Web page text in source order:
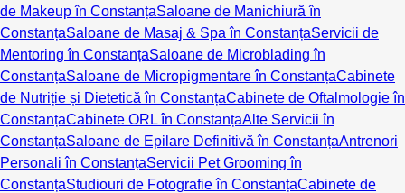
de Makeup în ConstanțaSaloane de Manichiură în
ConstanțaSaloane de Masaj & Spa în ConstanțaServicii de
Mentoring în ConstanțaSaloane de Microblading în
ConstanțaSaloane de Micropigmentare în ConstanțaCabinete
de Nutriție și Dietetică în ConstanțaCabinete de Oftalmologie în
ConstanțaCabinete ORL în ConstanțaAlte Servicii în
ConstanțaSaloane de Epilare Definitivă în ConstanțaAntrenori
Personali în ConstanțaServicii Pet Grooming în
ConstanțaStudiouri de Fotografie în ConstanțaCabinete de